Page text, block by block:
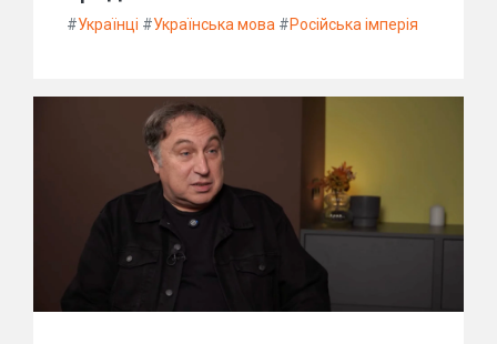
#Українці #Українська мова #Російська імперія